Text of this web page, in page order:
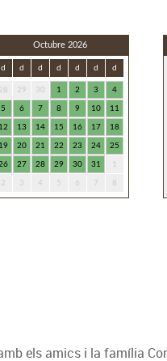
els amics i la família